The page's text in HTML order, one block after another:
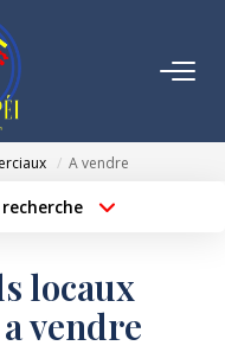
A vendre
max
locaux
vendre